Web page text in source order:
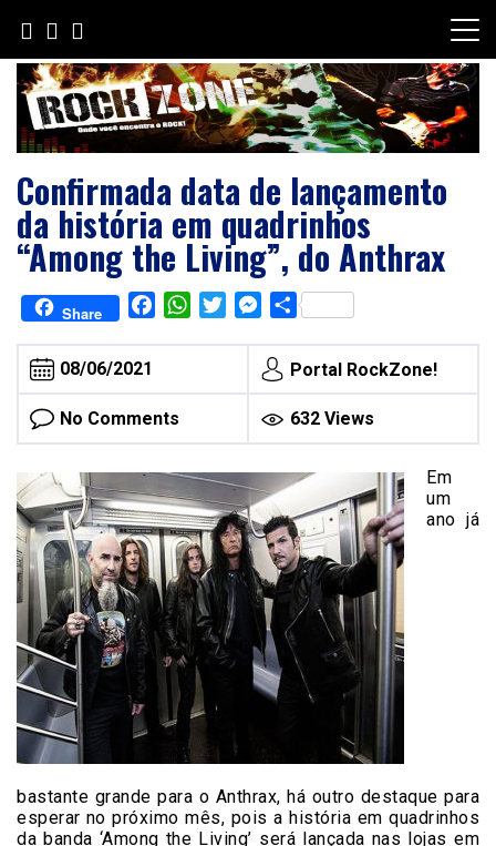
content
Confirmada data de lançamento
da história em quadrinhos
“Among the Living”, do Anthrax
Share FacebookWhatsAppTwitterMessenger
Share
08/06/2021 Portal RockZone!
No Comments 632 Views
Em
um
ano já
bastante grande para o Anthrax, há outro destaque para
esperar no próximo mês, pois a história em quadrinhos
da banda ‘Among the Living’ será lançada nas lojas em